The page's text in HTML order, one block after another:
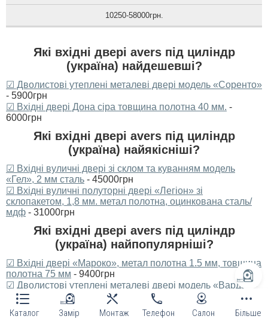
Каталог Замір Монтаж Телефон Салон Більше
10250-58000грн.
Які вхідні двері avers під циліндр
(україна) найдешевші?
☑ Дволистові утеплені металеві двері модель «Соренто»
- 5900грн
☑ Вхідні двері Дона сіра товщина полотна 40 мм. -
6000грн
Які вхідні двері avers під циліндр
(україна) найякісніші?
☑ Вхідні вуличні двері зі склом та куванням модель
«Гел», 2 мм сталь - 45000грн
☑ Вхідні вуличні полуторні двері «Легіон» зі
склопакетом, 1,8 мм. метал полотна, оцинкована сталь/
мдф - 31000грн
Які вхідні двері avers під циліндр
(україна) найпопулярніші?
☑ Вхідні двері «Мароко», метал полотна 1.5 мм, товщина
полотна 75 мм - 9400грн
☑ Дволистові утеплені металеві двері модель «Варда»-
8000грн
Середня оцінка товарів цієї категорії: